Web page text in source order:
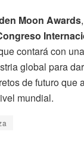
Moon Awards
contará con
global para
de futuro que
mundial.